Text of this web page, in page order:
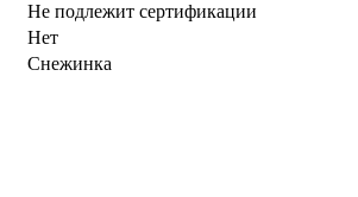
Не подлежит сертификации
Нет
Снежинка